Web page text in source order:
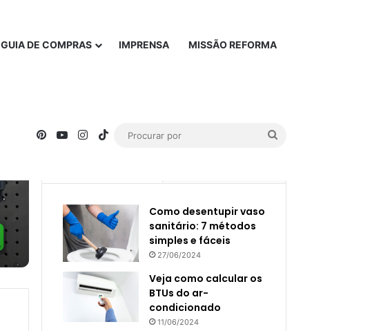
GUIA DE COMPRAS IMPRENSA MISSÃO REFORMA
PinterestYouTubeInstagram
TikTok
Como desentupir vaso
sanitário: 7 métodos
simples e fáceis
27/06/2024
Veja como calcular os
BTUs do ar-
condicionado
11/06/2024